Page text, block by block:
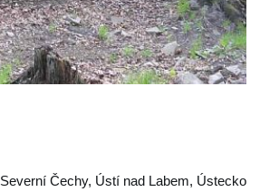
Severní Čechy, Ústí nad Labem, Ústecko